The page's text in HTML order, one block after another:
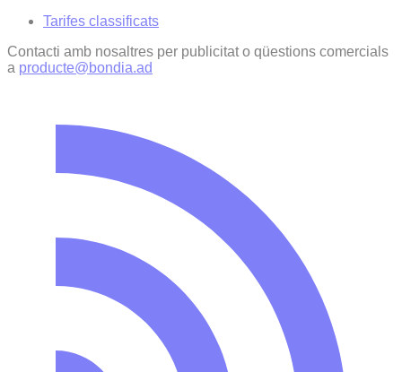
Tarifes classificats
Contacti amb nosaltres per publicitat o qüestions comercials
a producte@bondia.ad